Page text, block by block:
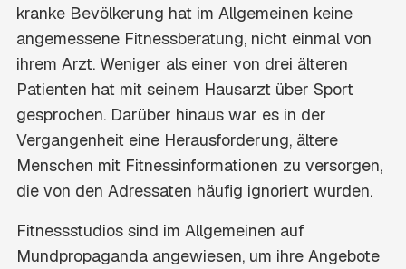
kranke Bevölkerung hat im Allgemeinen keine
angemessene Fitnessberatung, nicht einmal von
ihrem Arzt. Weniger als einer von drei älteren
Patienten hat mit seinem Hausarzt über Sport
gesprochen. Darüber hinaus war es in der
Vergangenheit eine Herausforderung, ältere
Menschen mit Fitnessinformationen zu versorgen,
die von den Adressaten häufig ignoriert wurden.
Fitnessstudios sind im Allgemeinen auf
Mundpropaganda angewiesen, um ihre Angebote